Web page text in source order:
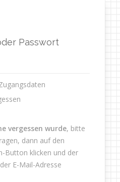
Passwort
vergessen wurde, bitte
dann auf den
Button klicken und der
E-Mail-Adresse